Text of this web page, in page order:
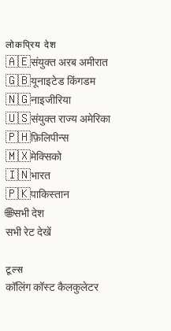
लोकप्रिय देश
🇦🇪संयुक्त अरब अमीरात
🇬🇧यूनाइटेड किंगडम
🇳🇬नाइजीरिया
🇺🇸संयुक्त राज्य अमेरिका
🇵🇭फ़िलिपीन्स
🇲🇽मेक्सिको
🇮🇳भारत
🇵🇰पाकिस्तान
🌐सभी देश
सभी रेट देखें
टूल्स
कॉलिंग कॉस्ट कैलकुलेटर